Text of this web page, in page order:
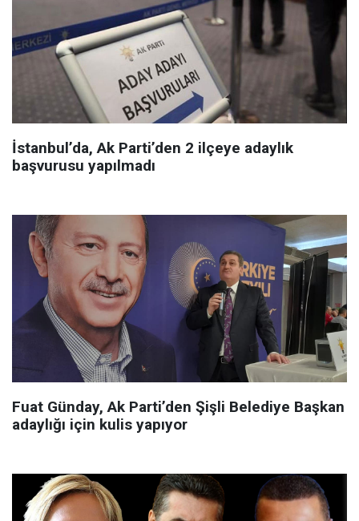
İstanbul’da, Ak Parti’den 2 ilçeye adaylık
başvurusu yapılmadı
Fuat Günday, Ak Parti’den Şişli Belediye Başkan
adaylığı için kulis yapıyor